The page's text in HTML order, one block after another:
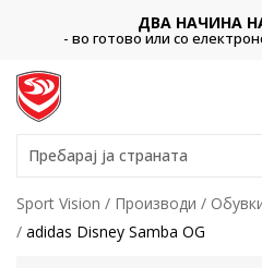
ДВА НАЧИНА
- во готово или со
Пребарај ја страната
Sport Vision Производи
adidas Disney Samba OG